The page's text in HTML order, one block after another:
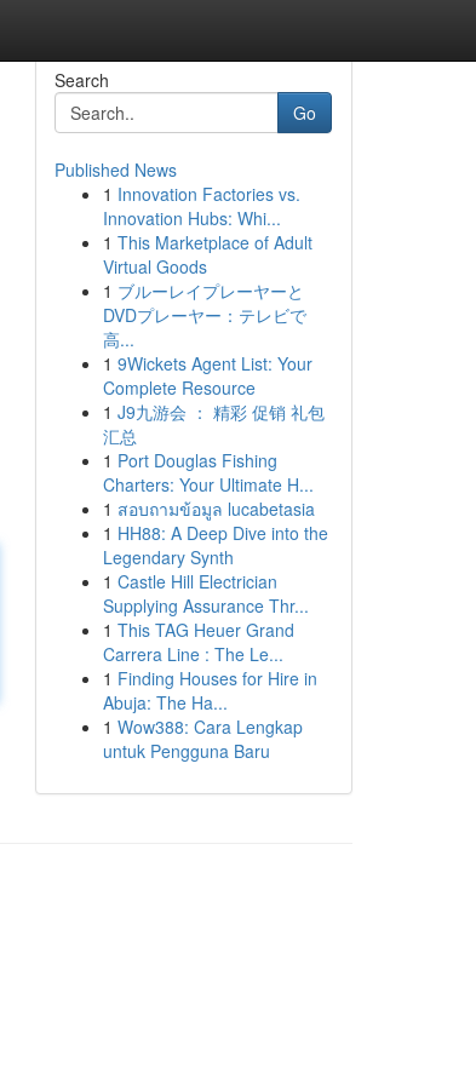
Search
Go
Published News
1 Innovation Factories vs.
Innovation Hubs: Whi...
1 This Marketplace of Adult
Virtual Goods
1 ブルーレイプレーヤーと
DVDプレーヤー：テレビで
高...
1 9Wickets Agent List: Your
Complete Resource
1 J9九游会 ： 精彩 促销 礼包
汇总
1 Port Douglas Fishing
Charters: Your Ultimate H...
1 สอบถามข้อมูล lucabetasia
1 HH88: A Deep Dive into the
Legendary Synth
1 Castle Hill Electrician
Supplying Assurance Thr...
1 This TAG Heuer Grand
Carrera Line : The Le...
1 Finding Houses for Hire in
Abuja: The Ha...
1 Wow388: Cara Lengkap
untuk Pengguna Baru